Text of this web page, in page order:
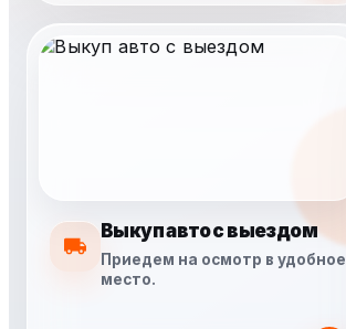
Выкуп авто с выездом
Приедем на осмотр в удобное
место.